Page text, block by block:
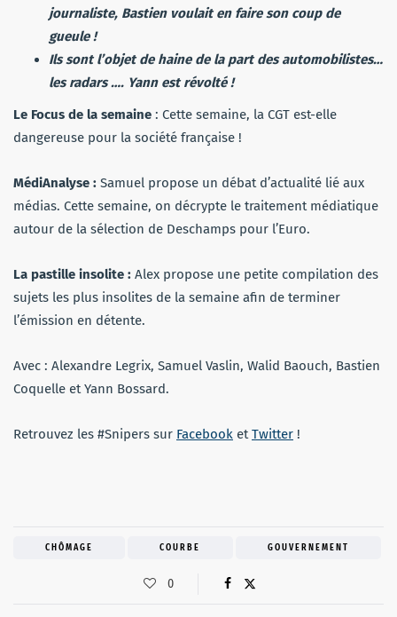
journaliste, Bastien voulait en faire son coup de
gueule !
Ils sont l’objet de haine de la part des automobilistes…
les radars …. Yann est révolté !
Le Focus de la semaine : Cette semaine, la CGT est-elle
dangereuse pour la société française !
MédiAnalyse : Samuel propose un débat d’actualité lié aux
médias. Cette semaine, on décrypte le traitement médiatique
autour de la sélection de Deschamps pour l’Euro.
La pastille insolite : Alex propose une petite compilation des
sujets les plus insolites de la semaine afin de terminer
l’émission en détente.
Avec : Alexandre Legrix, Samuel Vaslin, Walid Baouch, Bastien
Coquelle et Yann Bossard.
Retrouvez les #Snipers sur Facebook et Twitter !
CHÔMAGE COURBE GOUVERNEMENT
0